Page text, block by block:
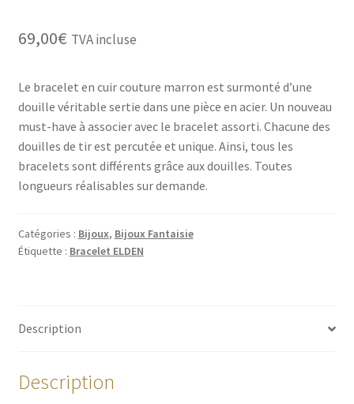
69,00€ TVA incluse
Le bracelet en cuir couture marron est surmonté d’une
douille véritable sertie dans une pièce en acier. Un nouveau
must-have à associer avec le bracelet assorti. Chacune des
douilles de tir est percutée et unique. Ainsi, tous les
bracelets sont différents grâce aux douilles. Toutes
longueurs réalisables sur demande.
Catégories : Bijoux, Bijoux Fantaisie
Étiquette : Bracelet ELDEN
Description
Description